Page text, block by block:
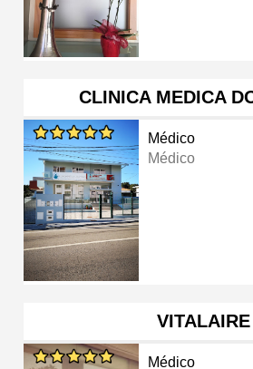
CLINICA MEDICA
Médico
Médico
VITALAIRE
Médico